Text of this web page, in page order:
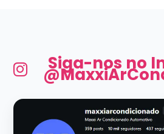
Siga-nos no